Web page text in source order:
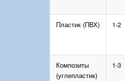
Пластик (ПВХ) 1-2
Композиты
(углепластик)
1-3